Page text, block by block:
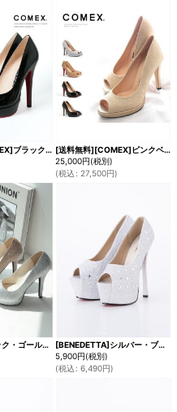
[送料無料][COMEX]ブラック・ブラックスエード・ピンクベージュエナメル・ブラックエナメル・ポインテッドトゥ・ピンヒール・ヒール13cm・本革・厚底・プラットフォーム・パンプス[大きいサイズあり]
[送料無料][COMEX]ピンクベージュエナメル・ブラックエナメル・オープントゥ・ピンヒール・エナメル・厚底・ラメ・ハイヒール・ヒール10cm・パンプス[大きいサイズあり]
25,000円(税別)
(税込 : 27,500円)
[TRATTO]ブラック・ゴールド・シルバー・ラメ・厚底・オープントゥ・ハイヒール・パンプス[即日発送]
[BENEDETTA]シルバー・ブラック・オープントゥ・ビジュー・ラメ・ハイヒール・パンプス[即日発送]
5,900円(税別)
(税込 : 6,490円)